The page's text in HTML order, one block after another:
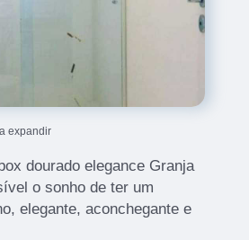
expandir
dourado elegance Granja
o sonho de ter um
elegante, aconchegante e